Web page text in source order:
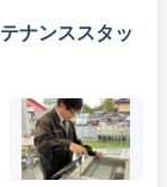
ナンススタッ